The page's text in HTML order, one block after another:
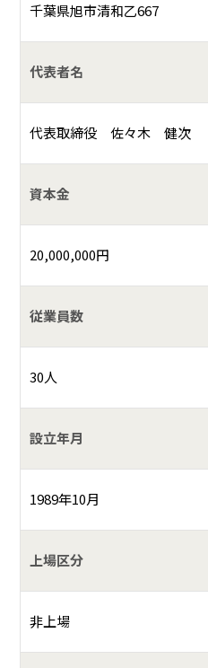
千葉県旭市清和乙667
代表者名
代表取締役 佐々木 健次
資本金
20,000,000円
従業員数
30人
設立年月
1989年10月
上場区分
非上場